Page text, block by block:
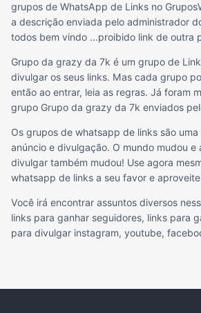
grupos de WhatsApp de Links no
a descrição enviada pelo administrador
todos bem vindo ...proibido link de outra
Grupo da grazy da 7k é um grupo de
divulgar os seus links. Mas cada grupo
então ao entrar, leia as regras. Já foram
grupo Grupo da grazy da 7k enviados
Os grupos de whatsapp de links são
anúncio e divulgação. O mundo mudou e
divulgar também mudou! Use agora
whatsapp de links a seu favor e
Você irá encontrar assuntos diversos
links para ganhar seguidores, links para
para divulgar instagram, youtube,